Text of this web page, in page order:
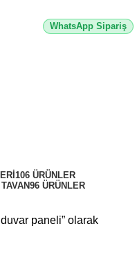
WhatsApp Sipariş
106 ÜRÜNLER
96 ÜRÜNLER
paneli” olarak